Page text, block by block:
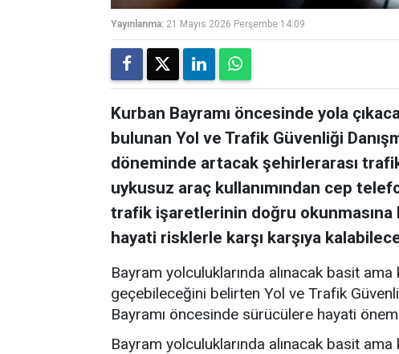
Yayınlanma: 21 Mayıs 2026 Perşembe 14:09
Kurban Bayramı öncesinde yola
bulunan Yol ve Trafik Güvenliği
döneminde artacak şehirlerarası
uykusuz araç kullanımından cep
trafik işaretlerinin doğru
hayati risklerle karşı karşıya
Bayram yolculuklarında alınacak basit
geçebileceğini belirten Yol ve Trafik
Bayramı öncesinde sürücülere hayati
Bayram yolculuklarında alınacak basit